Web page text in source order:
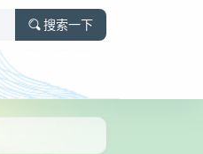
搜索一下